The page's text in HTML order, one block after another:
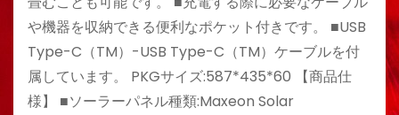
や機器を収納できる便利なポケット付きです。 ■USB
Type-C（TM）-USB Type-C（TM）ケーブルを付
属しています。 PKGサイズ:587*435*60 【商品仕
様】 ■ソーラーパネル種類:Maxeon Solar